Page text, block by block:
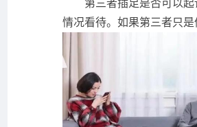
第三者插足是否可以起
情况看待。如果第三者只是